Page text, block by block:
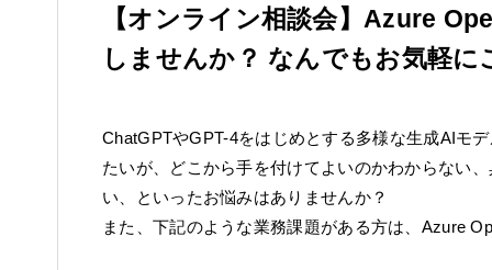
【オンライン相談会】Azure
しませんか？ なんでもお気軽に
ChatGPTやGPT-4をはじめとする多様な生成AIモ
たいが、どこから手を付けてよいのかわからない
い、といったお悩みはありませんか？
また、下記のような業務課題がある方は、Azure